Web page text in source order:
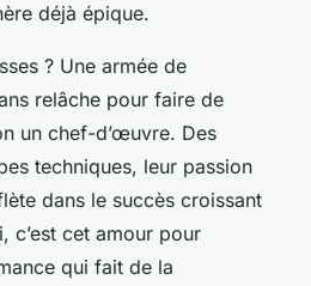
déjà épique.
? Une armée de
relâche pour faire de
un chef-d’œuvre. Des
techniques, leur passion
dans le succès croissant
c’est cet amour pour
qui fait de la